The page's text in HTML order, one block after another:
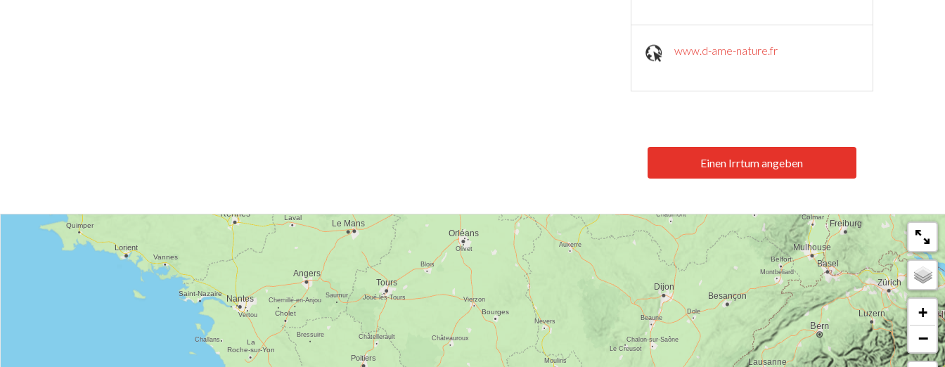
www.d-ame-nature.fr
Einen Irrtum angeben
+
−